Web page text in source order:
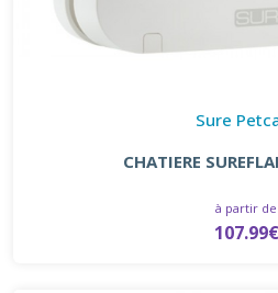
Sure
CHATIERE
à partir de
107.99€